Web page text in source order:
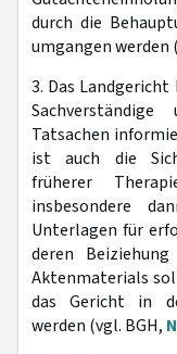
durch die
umgangen werden
3. Das
Tatsachen
ist auch die
früherer
insbesondere
Unterlagen für
deren
Aktenmaterials
das Gericht in
werden (vgl. BGH,